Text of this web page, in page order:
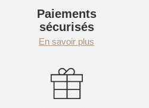
Paiements
sécurisés
En savoir plus